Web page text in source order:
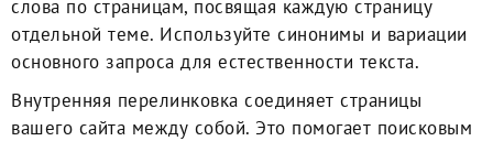
слова по страницам, посвящая каждую страницу
отдельной теме. Используйте синонимы и вариации
основного запроса для естественности текста.
Внутренняя перелинковка соединяет страницы
вашего сайта между собой. Это помогает поисковым